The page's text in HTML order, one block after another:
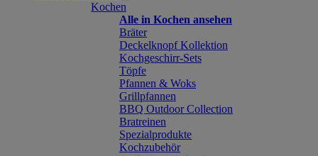
Kochen
Alle in Kochen ansehen
Bräter
Deckelknopf Kollektion
Kochgeschirr-Sets
Töpfe
Pfannen & Woks
Grillpfannen
BBQ Outdoor Collection
Bratreinen
Spezialprodukte
Kochzubehör